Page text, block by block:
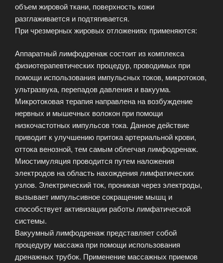
объем жировой ткани, поверхность кожи
разглаживается и подтягивается.
При чрезмерных жировых отложениях применяются:
Аппаратный лимфодренаж состоит из комплекса
физиотерапевтических процедур, проводимых при
помощи использования импульсных токов, микротоков,
ультразвука, перепадов давления и вакуума.
Микротоковая терапия направлена на возбуждение
нервных и мышечных волокон при помощи
низкочастотных импульсов тока. Данное действие
приводит к улучшению притока артериальной крови,
оттока венозной, тем самым облегчая лимфодренаж.
Миостимуляция проводится путем наложения
электродов на область нахождения лимфатических
узлов. Электрический ток, проникая через электроды,
вызывает импульсивное сокращение мышц и
способствует активизации работы лимфатической
системы.
Вакуумный лимфодренаж представляет собой
процедуру массажа при помощи использования
дренажных трубок. Применение массажных приемов